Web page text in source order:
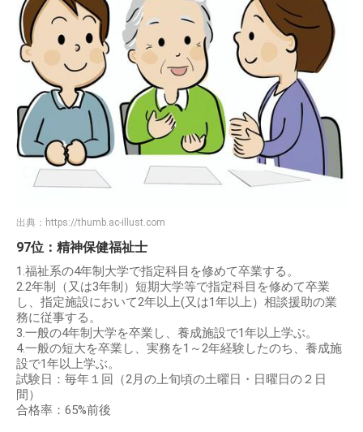
出典： https://thumb.ac-illust.com
97位：精神保健福祉士
1.福祉系の4年制大学で指定科目を修めて卒業する。
2.2年制（又は3年制）短期大学等で指定科目を修めて卒業
し、指定施設において2年以上(又は1年以上）相談援助の業
務に従事する。
3.一般の4年制大学を卒業し、養成施設で1年以上学ぶ。
4.一般の短大を卒業し、実務を1～2年経験したのち、養成施
設で1年以上学ぶ。
試験日：毎年１回（2月の上旬頃の土曜日・日曜日の２日
間）
合格率：65%前後